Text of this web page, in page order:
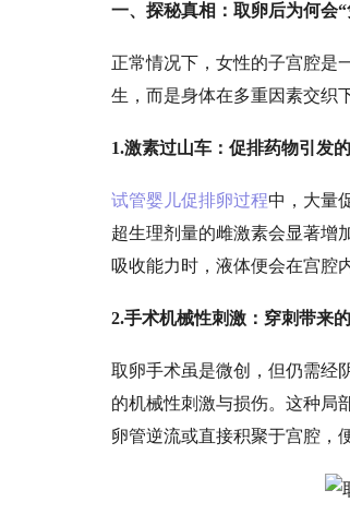
一、探秘真相：取卵后为何会
正常情况下，女性的子宫腔是
生，而是身体在多重因素交织
1.激素过山车：促排药物引发
试管婴儿促排卵过程中，大量
超生理剂量的雌激素会显著增
吸收能力时，液体便会在宫腔
2.手术机械性刺激：穿刺带来
取卵手术虽是微创，但仍需经
的机械性刺激与损伤。这种局
卵管逆流或直接积聚于宫腔，